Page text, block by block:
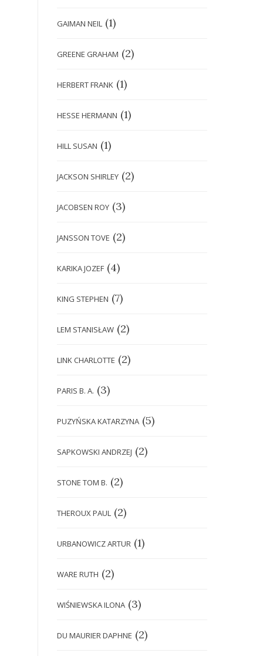
GAIMAN NEIL (1)
GREENE GRAHAM (2)
HERBERT FRANK (1)
HESSE HERMANN (1)
HILL SUSAN (1)
JACKSON SHIRLEY (2)
JACOBSEN ROY (3)
JANSSON TOVE (2)
KARIKA JOZEF (4)
KING STEPHEN (7)
LEM STANISŁAW (2)
LINK CHARLOTTE (2)
PARIS B. A. (3)
PUZYŃSKA KATARZYNA (5)
SAPKOWSKI ANDRZEJ (2)
STONE TOM B. (2)
THEROUX PAUL (2)
URBANOWICZ ARTUR (1)
WARE RUTH (2)
WIŚNIEWSKA ILONA (3)
DU MAURIER DAPHNE (2)